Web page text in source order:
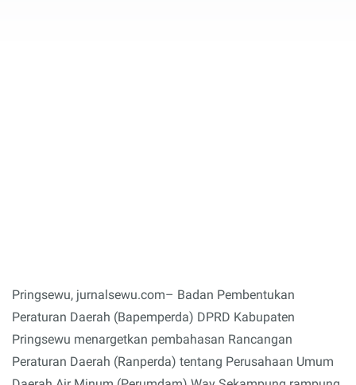
Pringsewu, jurnalsewu.com– Badan Pembentukan
Peraturan Daerah (Bapemperda) DPRD Kabupaten
Pringsewu menargetkan pembahasan Rancangan
Peraturan Daerah (Ranperda) tentang Perusahaan Umum